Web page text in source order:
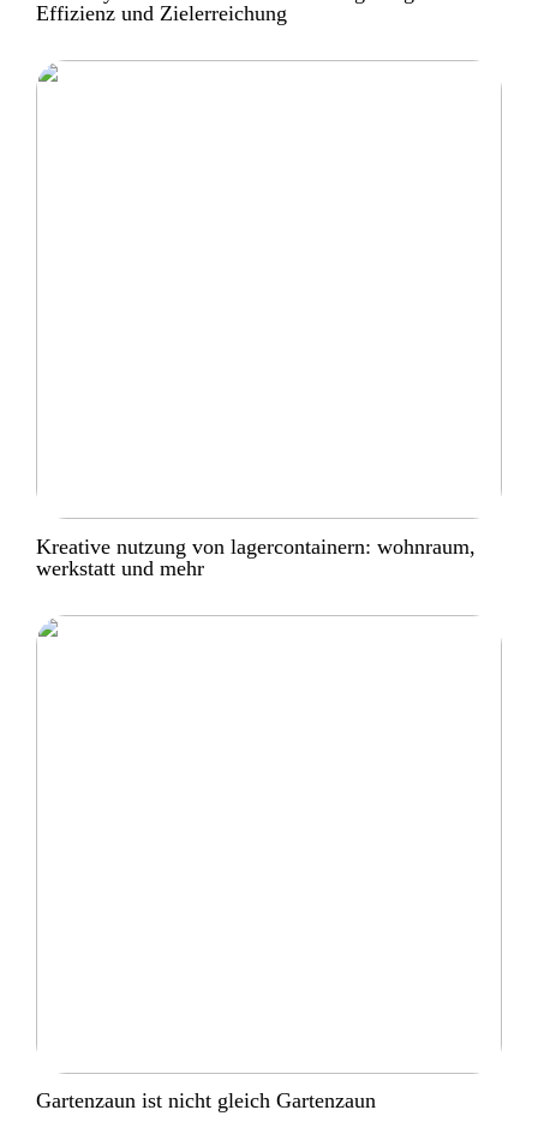
Effizienz und Zielerreichung
Kreative nutzung von lagercontainern: wohnraum,
werkstatt und mehr
Gartenzaun ist nicht gleich Gartenzaun